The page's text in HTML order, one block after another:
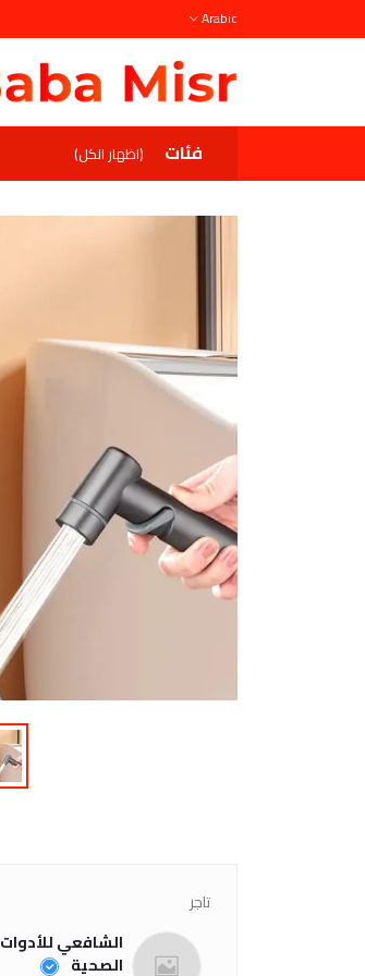
Arabic
فئات (اظهار الكل)
تاجر
الشافعي للأدوات
الصحية